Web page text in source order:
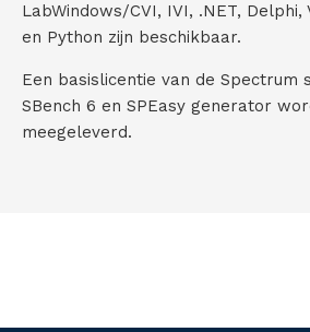
LabWindows/CVI, IVI, .NET, Delphi,
en Python zijn beschikbaar.
Een basislicentie van de Spectrum
SBench 6 en SPEasy generator
meegeleverd.